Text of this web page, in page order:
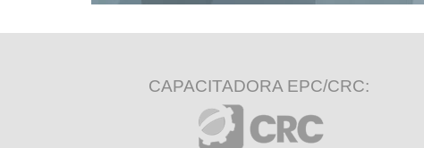
CAPACITADORA EPC/CRC: